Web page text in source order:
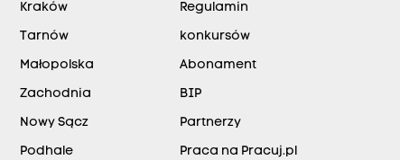
Kraków
Tarnów
Małopolska
Zachodnia
Nowy Sącz
Podhale
Regulamin
konkursów
Abonament
BIP
Partnerzy
Praca na Pracuj.pl